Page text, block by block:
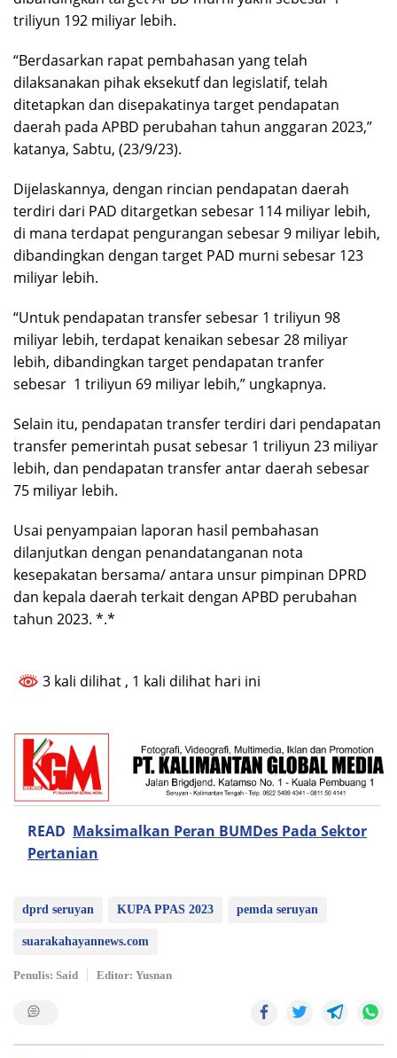
triliyun 192 miliyar lebih.
“Berdasarkan rapat pembahasan yang telah
dilaksanakan pihak eksekutf dan legislatif, telah
ditetapkan dan disepakatinya target pendapatan
daerah pada APBD perubahan tahun anggaran 2023,”
katanya, Sabtu, (23/9/23).
Dijelaskannya, dengan rincian pendapatan daerah
terdiri dari PAD ditargetkan sebesar 114 miliyar lebih,
di mana terdapat pengurangan sebesar 9 miliyar lebih,
dibandingkan dengan target PAD murni sebesar 123
miliyar lebih.
“Untuk pendapatan transfer sebesar 1 triliyun 98
miliyar lebih, terdapat kenaikan sebesar 28 miliyar
lebih, dibandingkan target pendapatan tranfer
sebesar 1 triliyun 69 miliyar lebih,” ungkapnya.
Selain itu, pendapatan transfer terdiri dari pendapatan
transfer pemerintah pusat sebesar 1 triliyun 23 miliyar
lebih, dan pendapatan transfer antar daerah sebesar
75 miliyar lebih.
Usai penyampaian laporan hasil pembahasan
dilanjutkan dengan penandatanganan nota
kesepakatan bersama/ antara unsur pimpinan DPRD
dan kepala daerah terkait dengan APBD perubahan
tahun 2023. *.*
3 kali dilihat , 1 kali dilihat hari ini
READ Maksimalkan Peran BUMDes Pada Sektor
Pertanian
dprd seruyan KUPA PPAS 2023 pemda seruyan
suarakahayannews.com
Penulis: Said Editor: Yusnan